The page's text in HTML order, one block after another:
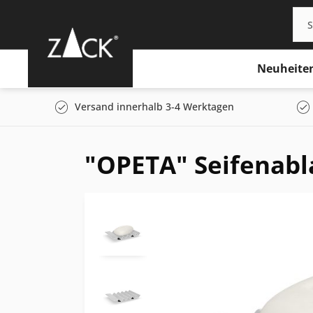
Versand innerhalb 3-4 Werktagen
"OPETA"